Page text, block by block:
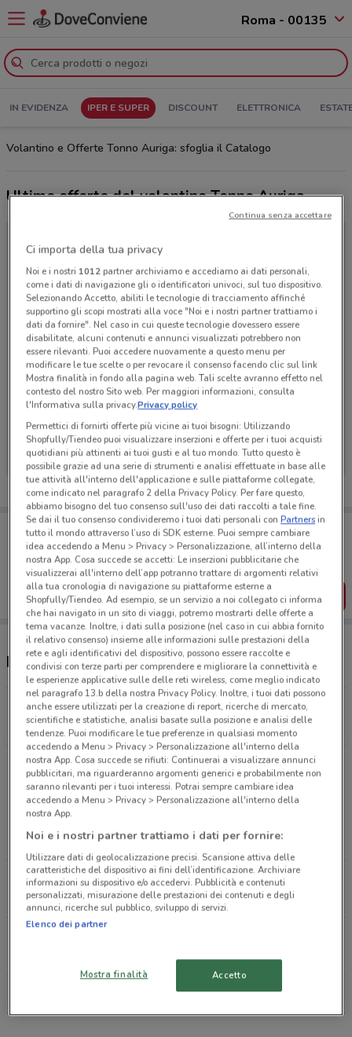
Roma - 00135
IN EVIDENZA IPER E SUPER DISCOUNT ELETTRONICA
Volantino e Offerte Tonno Auriga: sfoglia il Catalogo
Ultime offerte del volantino Tonno Auriga
Ci dispiace, al momento non abbiamo pubblicato
volantini nella tua zona. Riprova più tardi.
Porta DoveConviene sempre con te!
Puoi trovare le migliori offerte dei negozi vicino a te,
salvarle e creare la tua lista del risparmio, comodamente
dal tuo cellulare.
SCARICA L’APP
Negozi Tonno Auriga nelle vicinanze
Via Della Pineta Sacchetti, 199 Roma
2.6 km
APERTO
Viale Parioli, 73 Roma
2.7 km
APERTO
Viale Liegi 18 Roma
3.8 km
APERTO
VIA BUFALOTTA Roma
8.1 km
APERTO
Tutti i negozi Tonno Auriga
Ci importa della tua privacy
Noi e i nostri 1012partner archiviamo e accediamo ai dati personali,
come i dati di navigazione gli o identificatori univoci, sul tuo dispositivo.
Selezionando Accetto, abiliti le tecnologie di tracciamento affinché
supportino gli scopi mostrati alla voce "Noi e i nostri partner trattiamo i
dati da fornire". Nel caso in cui queste tecnologie dovessero essere
disabilitate, alcuni contenuti e annunci visualizzati potrebbero non
essere rilevanti. Puoi accedere nuovamente a questo menu per
modificare le tue scelte o per revocare il consenso facendo clic sul link
Mostra finalità in fondo alla pagina web. Tali scelte avranno effetto nel
contesto del nostro Sito web. Per maggiori informazioni, consulta
l'Informativa sulla privacy.Privacy policy
Permettici di fornirti offerte più vicine ai tuoi bisogni: Utilizzando
Shopfully/Tiendeo puoi visualizzare inserzioni e offerte per i tuoi acquisti
quotidiani più attinenti ai tuoi gusti e al tuo mondo. Tutto questo è
possibile grazie ad una serie di strumenti e analisi effettuate in base alle
tue attività all'interno dell'applicazione e sulle piattaforme collegate,
come indicato nel paragrafo 2 della Privacy Policy. Per fare questo,
abbiamo bisogno del tuo consenso sull'uso dei dati raccolti a tale fine.
Se dai il tuo consenso condivideremo i tuoi dati personali conPartnersin
tutto il mondo attraverso l’uso di SDK esterne. Puoi sempre cambiare
idea accedendo a Menu > Privacy > Personalizzazione, all’interno della
nostra App. Cosa succede se accetti: Le inserzioni pubblicitarie che
visualizzerai all'interno dell’app potranno trattare di argomenti relativi
alla tua cronologia di navigazione su piattaforme esterne a
Shopfully/Tiendeo. Ad esempio, se un servizio a noi collegato ci informa
che hai navigato in un sito di viaggi, potremo mostrarti delle offerte a
tema vacanze. Inoltre, i dati sulla posizione (nel caso in cui abbia fornito
il relativo consenso) insieme alle informazioni sulle prestazioni della
rete e agli identificativi del dispositivo, possono essere raccolte e
condivisi con terze parti per comprendere e migliorare la connettività e
le esperienze applicative sulle delle reti wireless, come meglio indicato
nel paragrafo 13.b della nostra Privacy Policy. Inoltre, i tuoi dati possono
anche essere utilizzati per la creazione di report, ricerche di mercato,
scientifiche e statistiche, analisi basate sulla posizione e analisi delle
tendenze. Puoi modificare le tue preferenze in qualsiasi momento
accedendo a Menu > Privacy > Personalizzazione all'interno della
nostra App. Cosa succede se rifiuti: Continuerai a visualizzare annunci
pubblicitari, ma riguarderanno argomenti generici e probabilmente non
saranno rilevanti per i tuoi interessi. Potrai sempre cambiare idea
accedendo a Menu > Privacy > Personalizzazione all'interno della
nostra App.
Noi e i nostri partner trattiamo i dati per fornire:
Utilizzare dati di geolocalizzazione precisi. Scansione attiva delle
caratteristiche del dispositivo ai fini dell’identificazione. Archiviare
informazioni su dispositivo e/o accedervi. Pubblicità e contenuti
personalizzati, misurazione delle prestazioni dei contenuti e degli
annunci, ricerche sul pubblico, sviluppo di servizi.
Elenco dei partner
Mostra finalità Accetto
Continua senza accettare